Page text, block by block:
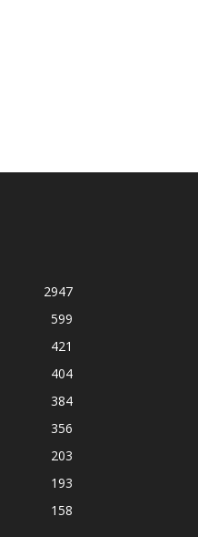
2947
599
421
404
384
356
203
193
158